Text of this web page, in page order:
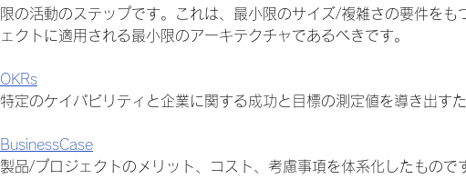
限の活動のステップです。これは、最小限のサイズ/複雑さの要件をも
ェクトに適用される最小限のアーキテクチャであるべきです。
OKRs
特定のケイパビリティと企業に関する成功と目標の測定値を導き出す
BusinessCase
製品/プロジェクトのメリット、コスト、考慮事項を体系化したもので